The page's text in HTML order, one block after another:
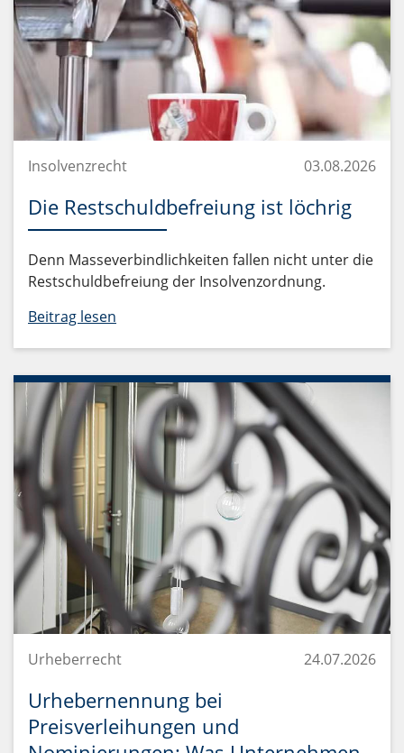
Insolvenzrecht 03.08.2026
Die Restschuldbefreiung ist löchrig
Denn Masseverbindlichkeiten fallen nicht unter die
Restschuldbefreiung der Insolvenzordnung.
Beitrag lesen
Urheberrecht 24.07.2026
Urhebernennung bei
Preisverleihungen und